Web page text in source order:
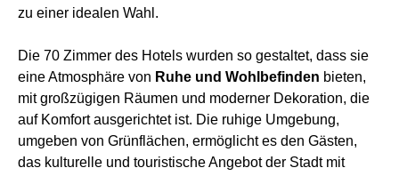
zu einer idealen Wahl.
Die 70 Zimmer des Hotels wurden so gestaltet, dass sie
eine Atmosphäre von Ruhe und Wohlbefinden bieten,
mit großzügigen Räumen und moderner Dekoration, die
auf Komfort ausgerichtet ist. Die ruhige Umgebung,
umgeben von Grünflächen, ermöglicht es den Gästen,
das kulturelle und touristische Angebot der Stadt mit